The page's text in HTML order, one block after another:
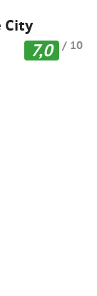
City
7,0 / 10